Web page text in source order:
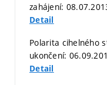
zahájení:
Detail
Polarita cihelného
ukončení:
Detail